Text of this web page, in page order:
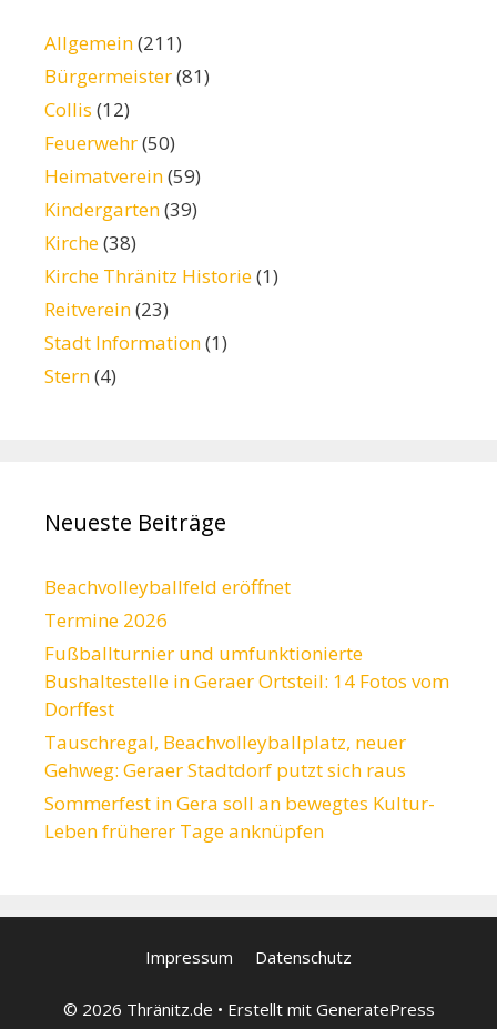
Allgemein(211)
Bürgermeister(81)
Collis (12)
Feuerwehr(50)
Heimatverein(59)
Kindergarten(39)
Kirche(38)
Kirche Thränitz Historie(1)
Reitverein(23)
Stadt Information(1)
Stern(4)
Neueste Beiträge
Beachvolleyballfeld eröffnet
Termine 2026
Fußballturnier und umfunktionierte
Bushaltestelle in Geraer Ortsteil: 14 Fotos vom
Dorffest
Tauschregal, Beachvolleyballplatz, neuer
Gehweg: Geraer Stadtdorf putzt sich raus
Sommerfest in Gera soll an bewegtes Kultur-
Leben früherer Tage anknüpfen
Impressum Datenschutz
© 2026 Thränitz.de • Erstellt mit GeneratePress